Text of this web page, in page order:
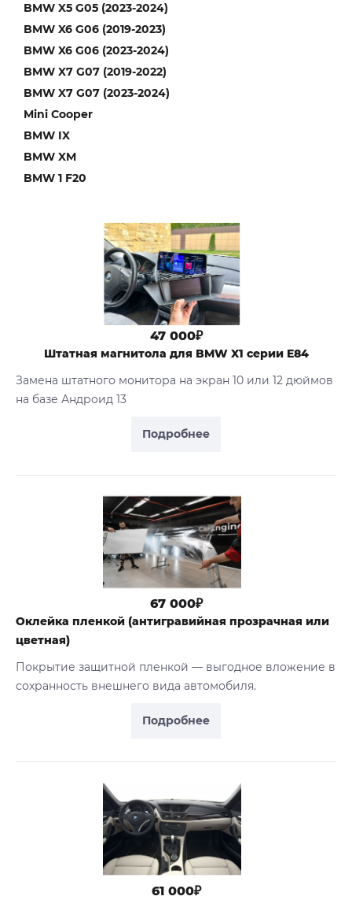
BMW 1 F20
BMW X5 G05 (2023-2024)
BMW X6 G06 (2019-2023)
BMW X6 G06 (2023-2024)
BMW X7 G07 (2019-2022)
BMW X7 G07 (2023-2024)
Mini Cooper
BMW IX
BMW XM
Подробнее
47 000₽
Штатная магнитола для BMW X1 серии E84
Замена штатного монитора на экран 10 или 12 дюймов
на базе Андроид 13
Подробнее
67 000₽
Оклейка пленкой (антигравийная прозрачная или
цветная)
Покрытие защитной пленкой — выгодное вложение в
сохранность внешнего вида автомобиля.
61 000₽